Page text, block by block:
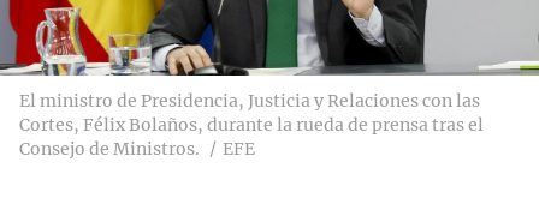
El ministro de Presidencia, Justicia y Relaciones con las
Cortes, Félix Bolaños, durante la rueda de prensa tras el
Consejo de Ministros.
EFE